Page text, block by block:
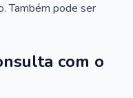
Também pode ser
com o